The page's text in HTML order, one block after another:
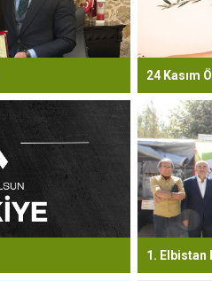
24 Kasım
1. Elbistan